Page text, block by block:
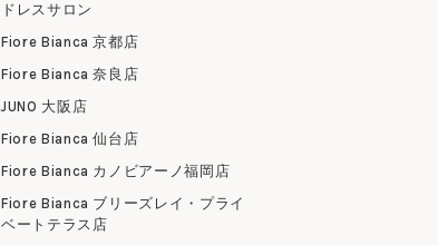
ドレスサロン
Fiore Bianca 京都店
Fiore Bianca 奈良店
JUNO 大阪店
Fiore Bianca 仙台店
Fiore Bianca カノビアーノ福岡店
Fiore Bianca ブリーズレイ・プライ
ベートテラス店